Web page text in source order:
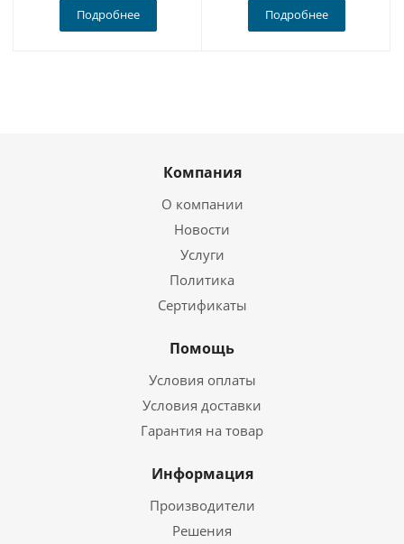
Подробнее Подробнее
Компания
О компании
Новости
Услуги
Политика
Сертификаты
Помощь
Условия оплаты
Условия доставки
Гарантия на товар
Информация
Производители
Решения